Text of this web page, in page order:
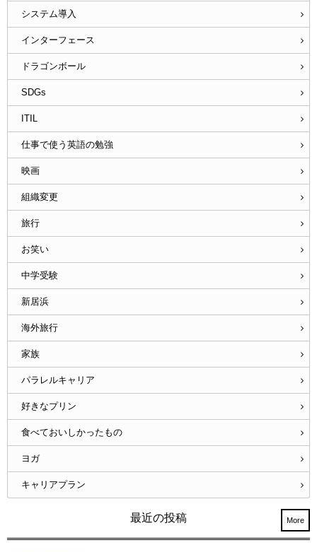
システム導入
インターフェース
ドラゴンボール
SDGs
ITIL
仕事で使う英語の勉強
映画
組織変更
旅行
お笑い
中学受験
新居浜
海外旅行
家族
パラレルキャリア
好きなプリン
食べておいしかったもの
ヨガ
キャリアプラン
最近の投稿 More